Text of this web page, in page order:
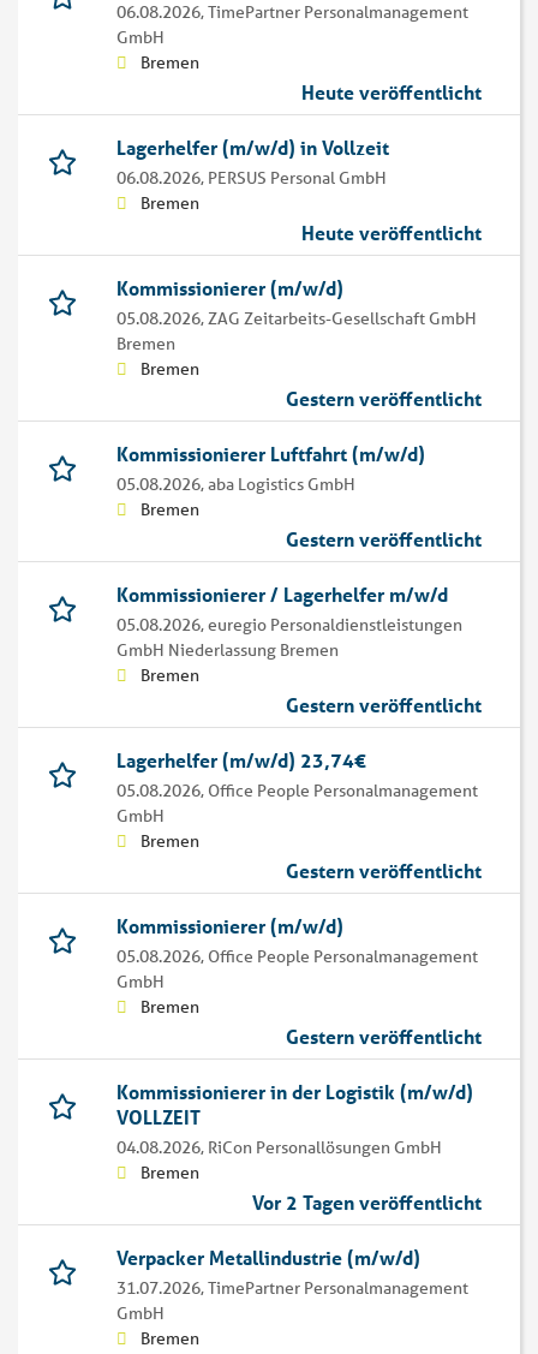
06.08.2026,TimePartner Personalmanagement
GmbH
Bremen
Heute veröffentlicht
Lagerhelfer (m/w/d) in Vollzeit
06.08.2026, PERSUS Personal GmbH
Bremen
Heute veröffentlicht
Kommissionierer (m/w/d)
05.08.2026,ZAG Zeitarbeits-Gesellschaft GmbH
Bremen
Bremen
Gestern veröffentlicht
Kommissionierer Luftfahrt (m/w/d)
05.08.2026,aba Logistics GmbH
Bremen
Gestern veröffentlicht
Kommissionierer / Lagerhelfer m/w/d
05.08.2026,euregio Personaldienstleistungen
GmbH Niederlassung Bremen
Bremen
Gestern veröffentlicht
Lagerhelfer (m/w/d) 23,74€
05.08.2026, Office People Personalmanagement
GmbH
Bremen
Gestern veröffentlicht
Kommissionierer (m/w/d)
05.08.2026, Office People Personalmanagement
GmbH
Bremen
Gestern veröffentlicht
Kommissionierer in der Logistik (m/w/d)
VOLLZEIT
04.08.2026, RiCon Personallösungen GmbH
Bremen
Vor 2 Tagen veröffentlicht
Verpacker Metallindustrie (m/w/d)
31.07.2026,TimePartner Personalmanagement
GmbH
Bremen